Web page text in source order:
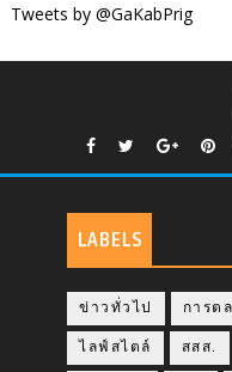
Tweets by @GaKabPrig
LABELS
ข่าวทั่วไป การต
ไลฟ์สไตล์ สสส.